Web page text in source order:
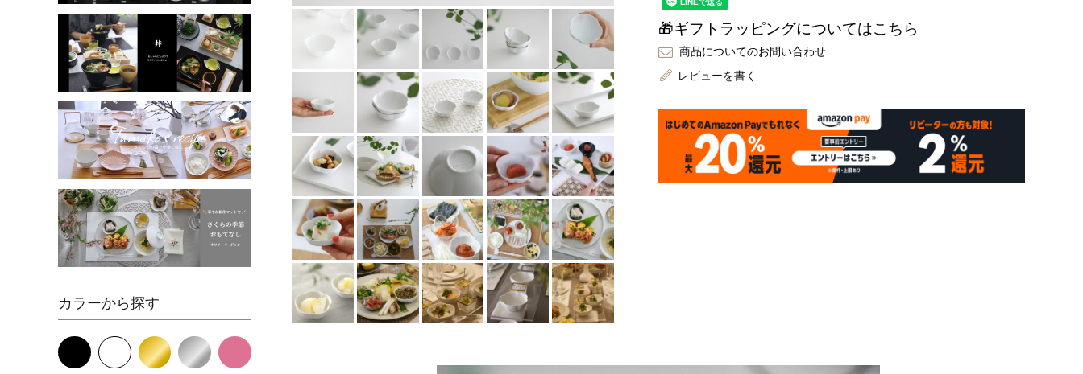
カラーから探す
🎁ギフトラッピングについてはこちら
商品についてのお問い合わせ
レビューを書く